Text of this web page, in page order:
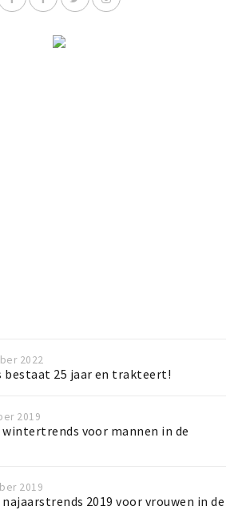
2022
bestaat 25 jaar en trakteert!
2019
voor mannen in de
2019
2019 voor vrouwen in de